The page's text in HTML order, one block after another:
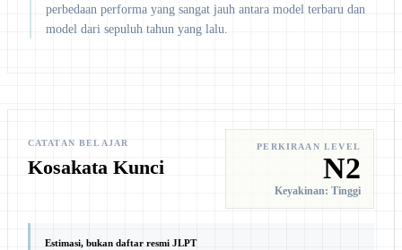
perbedaan performa yang sangat jauh antara model terbaru dan
model dari sepuluh tahun yang lalu.
CATATAN BELAJAR
Kosakata Kunci
PERKIRAAN LEVEL
N2
Keyakinan: Tinggi
Estimasi, bukan daftar resmi JLPT